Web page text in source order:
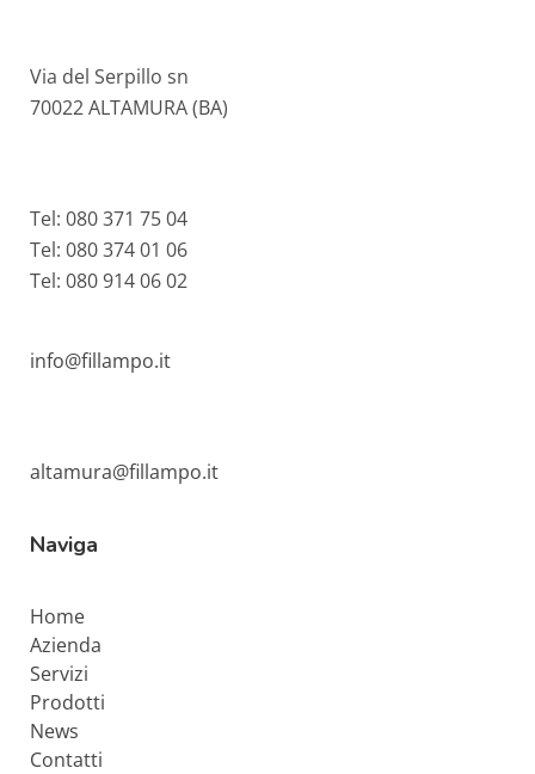
Via del Serpillo sn
70022 ALTAMURA (BA)
Tel: 080 371 75 04
Tel: 080 374 01 06
Tel: 080 914 06 02
info@fillampo.it
altamura@fillampo.it
Naviga
Home
Azienda
Servizi
Prodotti
News
Contatti